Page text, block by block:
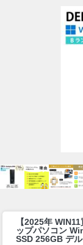
【2025年 WIN11
ップパソコン
SSD 256GB デ